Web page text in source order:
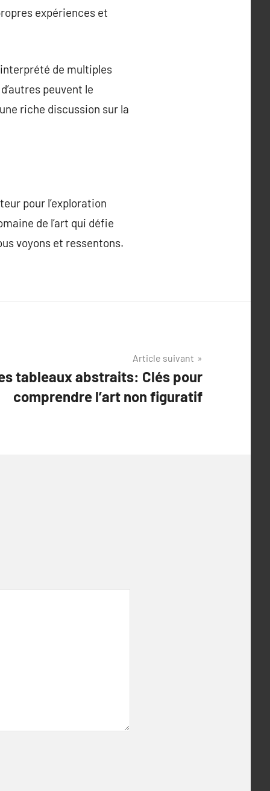
expériences et
de multiples
peuvent le
riche discussion sur la
pour l’exploration
de l’art qui défie
voyons et ressentons.
Article suivant
tableaux abstraits: Clés pour
comprendre l’art non figuratif